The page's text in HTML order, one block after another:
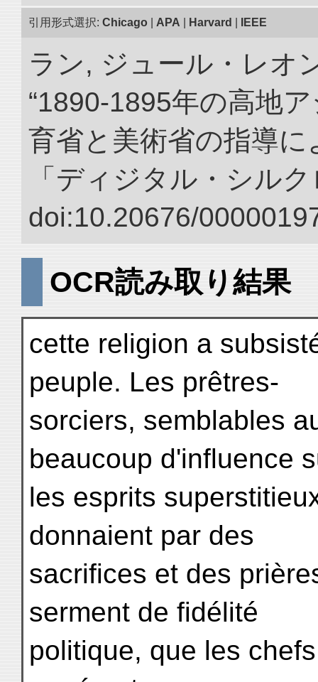
引用形式選択: Chicago APA Harvard IEEE
ラン, ジュール・レオ
“1890-1895年の高地
育省と美術省の指導に
「ディジタル・シル
doi:10.20676/
OCR読み取り結果
cette religion a
peuple. Les prêtres-
sorciers, semblables
beaucoup d'influence
les esprits
donnaient par des
sacrifices et des
serment de fidélité
politique, que les